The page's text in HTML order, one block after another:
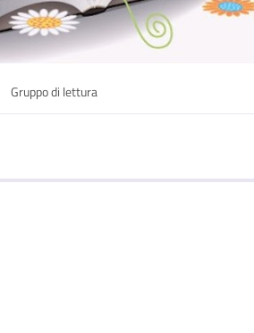
Gruppo di lettura